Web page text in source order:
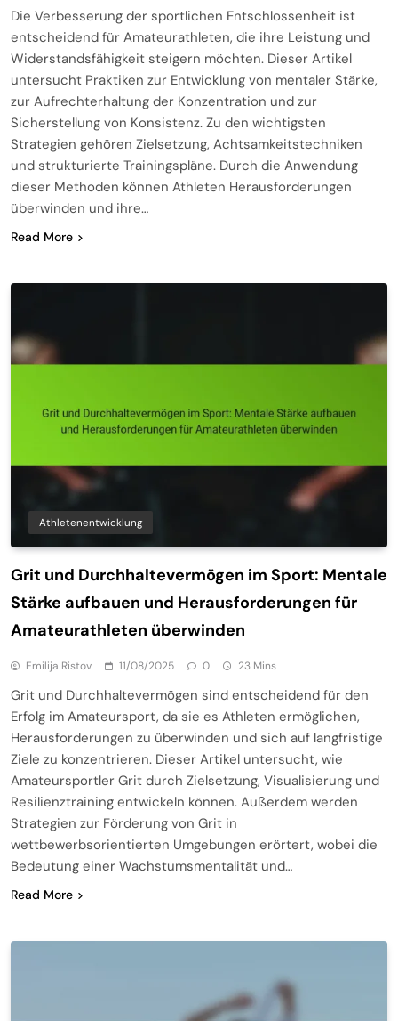
Die Verbesserung der sportlichen Entschlossenheit ist
entscheidend für Amateurathleten, die ihre Leistung und
Widerstandsfähigkeit steigern möchten. Dieser Artikel
untersucht Praktiken zur Entwicklung von mentaler Stärke,
zur Aufrechterhaltung der Konzentration und zur
Sicherstellung von Konsistenz. Zu den wichtigsten
Strategien gehören Zielsetzung, Achtsamkeitstechniken
und strukturierte Trainingspläne. Durch die Anwendung
dieser Methoden können Athleten Herausforderungen
überwinden und ihre…
Read More
Athletenentwicklung
Grit und Durchhaltevermögen im Sport: Mentale
Stärke aufbauen und Herausforderungen für
Amateurathleten überwinden
Emilija Ristov 11/08/2025 0 23 Mins
Grit und Durchhaltevermögen sind entscheidend für den
Erfolg im Amateursport, da sie es Athleten ermöglichen,
Herausforderungen zu überwinden und sich auf langfristige
Ziele zu konzentrieren. Dieser Artikel untersucht, wie
Amateursportler Grit durch Zielsetzung, Visualisierung und
Resilienztraining entwickeln können. Außerdem werden
Strategien zur Förderung von Grit in
wettbewerbsorientierten Umgebungen erörtert, wobei die
Bedeutung einer Wachstumsmentalität und…
Read More